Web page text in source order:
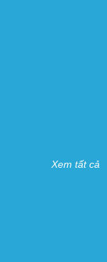
Xem tất cả